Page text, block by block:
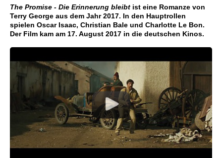
The Promise - Die Erinnerung bleibt ist eine Romanze von
Terry George aus dem Jahr 2017. In den Hauptrollen
spielen Oscar Isaac, Christian Bale und Charlotte Le Bon.
Der Film kam am 17. August 2017 in die deutschen Kinos.